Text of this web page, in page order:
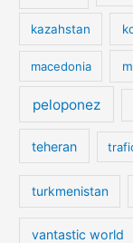
kazahstan
macedonia
peloponez
teheran
turkmenistan
vantastic world